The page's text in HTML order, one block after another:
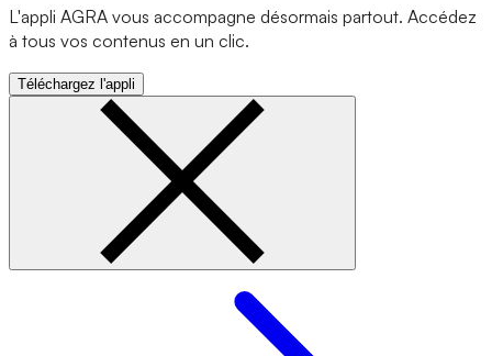
L'appli AGRA vous accompagne désormais partout. Accédez
à tous vos contenus en un clic.
Téléchargez l'appli